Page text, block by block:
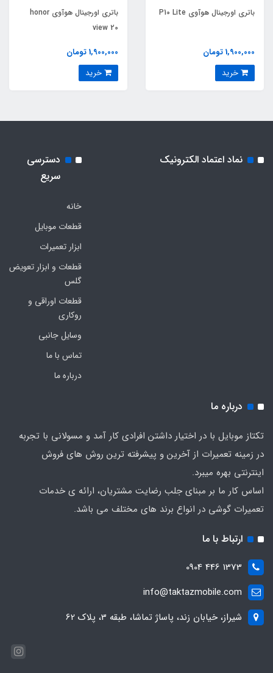
باتری اورجینال هوآوی P10 Lite
1,900,000 تومان
باتری اورجینال هوآوی honor
view 20
1,900,000 تومان
نماد اعتماد الکترونیک
دسترسی
سریع
خانه
قطعات موبایل
ابزار تعمیرات
قطعات و ابزار تعویض
گلس
قطعات اوراقی و
روکاری
وسایل جانبی
تماس با ما
درباره ما
درباره ما
تکتاز موبایل با در اختیار داشتن افرادی کار آمد و مسولانی با تجربه
در زمینه تعمیرات از آخرین و پیشرفته ترین روش های فروش
اینترنتی بهره میبرد.
اساس کار ما بر مبنای جلب رضایت مشتریان، ارائه ی خدمات
تعمیرات گوشی در انواع برند های مختلف می باشد.
ارتباط با ما
1373 446 0904
info@taktazmobile.com
شیراز، خیابان زند، پاساژ تماشا، طبقه 3، پلاک 62